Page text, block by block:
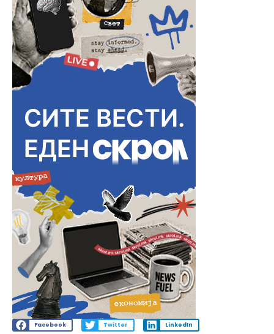
Facebook Twitter LinkedIn